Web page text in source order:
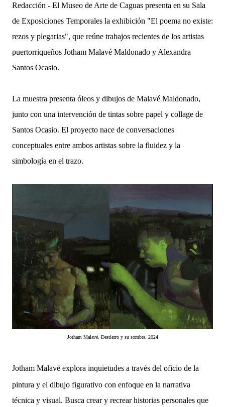
Redacción - El Museo de Arte de Caguas presenta en su Sala
de Exposiciones Temporales la exhibición "El poema no existe:
rezos y plegarias", que reúne trabajos recientes de los artistas
puertorriqueños Jotham Malavé Maldonado y Alexandra
Santos Ocasio.
La muestra presenta óleos y dibujos de Malavé Maldonado,
junto con una intervención de tintas sobre papel y collage de
Santos Ocasio. El proyecto nace de conversaciones
conceptuales entre ambos artistas sobre la fluidez y la
simbología en el trazo.
Jotham Malavé. Destierro y su sombra. 2024
Jotham Malavé explora inquietudes a través del oficio de la
pintura y el dibujo figurativo con enfoque en la narrativa
técnica y visual. Busca crear y recrear historias personales que